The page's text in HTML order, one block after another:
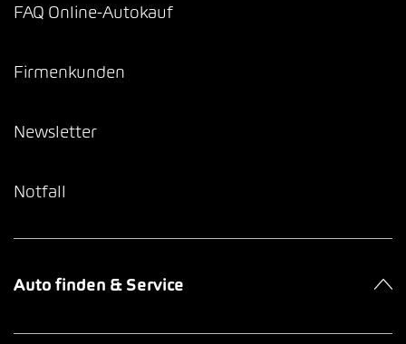
FAQ Online-Autokauf
Firmenkunden
Newsletter
Notfall
Auto finden & Service